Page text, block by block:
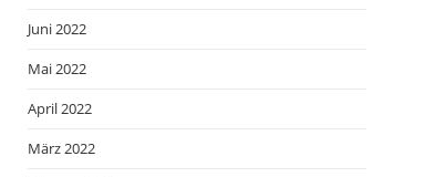
Juni 2022
Mai 2022
April 2022
März 2022